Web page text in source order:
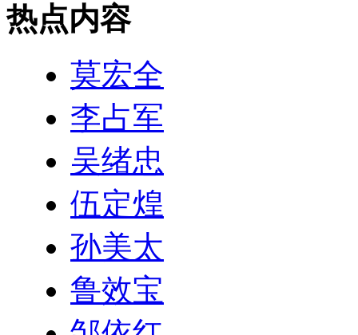
热点内容
莫宏全
李占军
吴绪忠
伍定煌
孙美太
鲁效宝